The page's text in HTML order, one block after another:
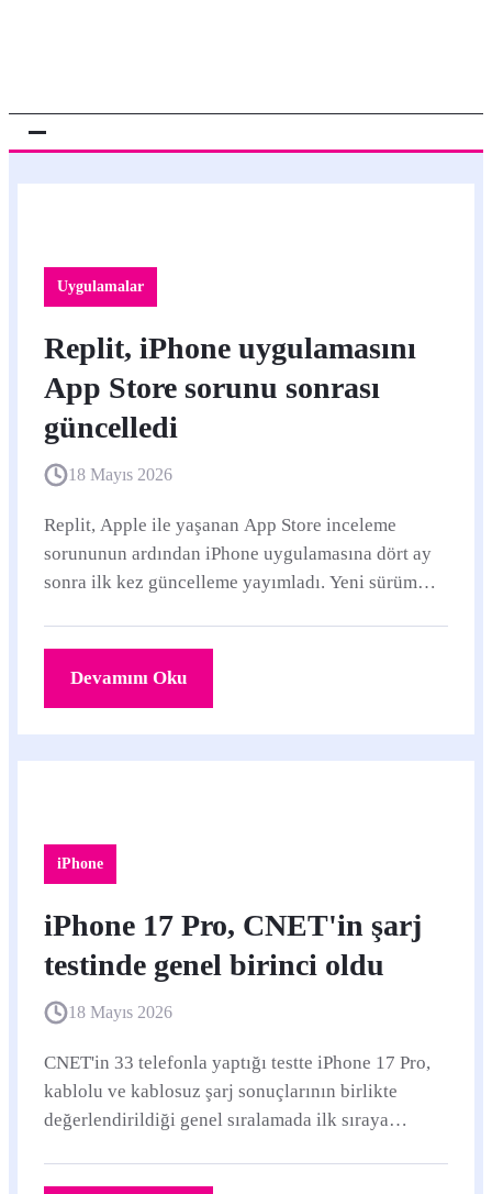
Uygulamalar
Replit, iPhone uygulamasını
App Store sorunu sonrası
güncelledi
18 Mayıs 2026
Replit, Apple ile yaşanan App Store inceleme
sorununun ardından iPhone uygulamasına dört ay
sonra ilk kez güncelleme yayımladı. Yeni sürüm
Devamını Oku
iPhone
iPhone 17 Pro, CNET'in şarj
testinde genel birinci oldu
18 Mayıs 2026
CNET'in 33 telefonla yaptığı testte iPhone 17 Pro,
kablolu ve kablosuz şarj sonuçlarının birlikte
değerlendirildiği genel sıralamada ilk sıraya